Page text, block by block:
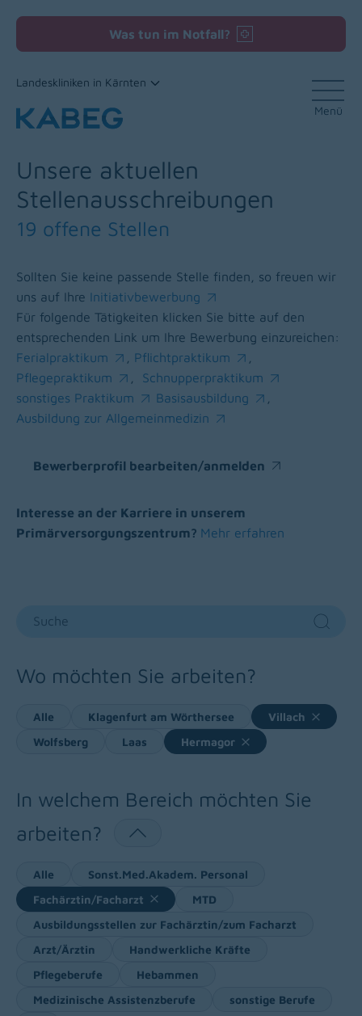
Was tun im Notfall?
Landeskliniken in Kärnten
Menü
Unsere aktuellen
Stellenausschreibungen
19 offene Stellen
Sollten Sie keine passende Stelle finden, so freuen wir
uns auf Ihre Initiativbewerbung
(opens in a new window)
Für folgende Tätigkeiten klicken Sie bitte auf den
entsprechenden Link um Ihre Bewerbung einzureichen:
Ferialpraktikum
(opens in a new window)
Pflichtpraktikum
(opens in a new window)
Pflegepraktikum
(opens in a new window)
Schnupperpraktikum
(opens in a new window)
sonstiges Praktikum
(opens in a new window)
Basisausbildung
(opens in a new window)
Ausbildung zur Allgemeinmedizin
(opens in a new window)
Bewerberprofil bearbeiten/anmelden
(opens in a new window)
Interesse an der Karriere in unserem
Primärversorgungszentrum? Mehr erfahren
Suche
Wo möchten Sie arbeiten?
Alle Klagenfurt am Wörthersee
Villach
Wolfsberg
Laas Hermagor
In welchem Bereich möchten Sie
arbeiten?
Alle
Sonst.Med.Akadem. Personal
Fachärztin/Facharzt
MTD
Ausbildungsstellen zur Fachärztin/zum Facharzt
Arzt/Ärztin
Handwerkliche Kräfte
Pflegeberufe
Hebammen
Medizinische Assistenzberufe
sonstige Berufe